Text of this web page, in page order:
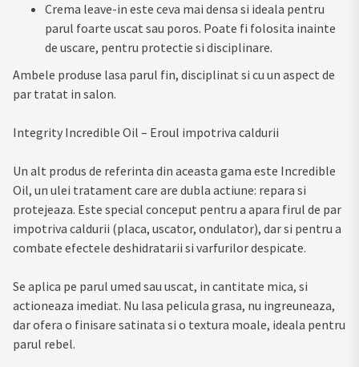
Crema leave-in este ceva mai densa si ideala pentru
parul foarte uscat sau poros. Poate fi folosita inainte
de uscare, pentru protectie si disciplinare.
Ambele produse lasa parul fin, disciplinat si cu un aspect de
par tratat in salon.
Integrity Incredible Oil – Eroul impotriva caldurii
Un alt produs de referinta din aceasta gama este Incredible
Oil, un ulei tratament care are dubla actiune: repara si
protejeaza. Este special conceput pentru a apara firul de par
impotriva caldurii (placa, uscator, ondulator), dar si pentru a
combate efectele deshidratarii si varfurilor despicate.
Se aplica pe parul umed sau uscat, in cantitate mica, si
actioneaza imediat. Nu lasa pelicula grasa, nu ingreuneaza,
dar ofera o finisare satinata si o textura moale, ideala pentru
parul rebel.